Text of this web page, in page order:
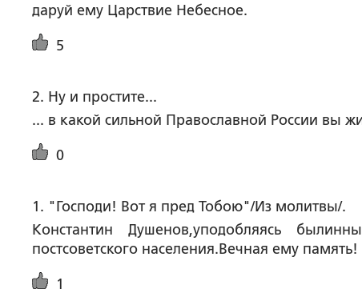
даруй ему Царствие Небесное.
5
2. Ну и простите...
... в какой сильной Православной России вы
0
1. "Господи! Вот я пред Тобою"/Из молитвы/.
Константин Душенов,уподобляясь
постсоветского населения.Вечная ему память!
1